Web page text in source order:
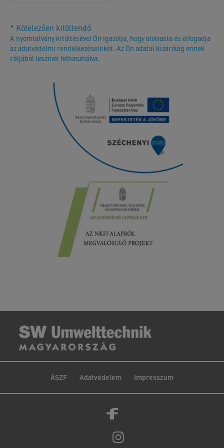
* Kötelezően kitöltendő
A nyomtatvány kitöltésével Ön igazolja, hogy elolvasta és elfogadja
az adatvédelmi rendelkezéseinket. Az Ön adatai kizárólag ennek
céljából lesznek felhasználva.
ÁSZF Adatvédelem Impresszum